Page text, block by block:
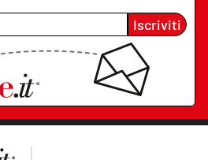
Iscriviti